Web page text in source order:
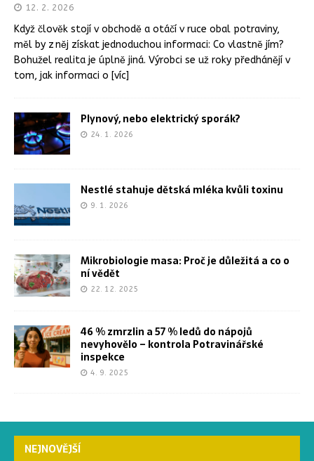
12. 2. 2026
Když člověk stojí v obchodě a otáčí v ruce obal potraviny,
měl by z něj získat jednoduchou informaci: Co vlastně jím?
Bohužel realita je úplně jiná. Výrobci se už roky předhánějí v
tom, jak informaci o [víc]
Plynový, nebo elektrický sporák?
24. 1. 2026
Nestlé stahuje dětská mléka kvůli toxinu
9. 1. 2026
Mikrobiologie masa: Proč je důležitá a co o
ní vědět
22. 12. 2025
46 % zmrzlin a 57 % ledů do nápojů
nevyhovělo – kontrola Potravinářské
inspekce
4. 9. 2025
NEJNOVĚJŠÍ